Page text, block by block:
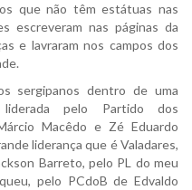
que não têm estátuas nas
escreveram nas páginas da
e lavraram nos campos dos
sergipanos dentro de uma
liderada pelo Partido dos
Macêdo e Zé Eduardo
liderança que é Valadares,
Barreto, pelo PL do meu
pelo PCdoB de Edvaldo